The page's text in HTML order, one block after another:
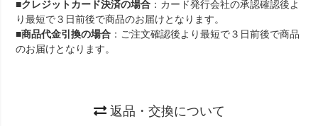
■クレジットカード決済の場合 ：カード発行会社の承認確認後よ
り最短で３日前後で商品のお届けとなります。
■商品代金引換の場合 ：ご注文確認後より最短で３日前後で商品
のお届けとなります。
返品・交換について